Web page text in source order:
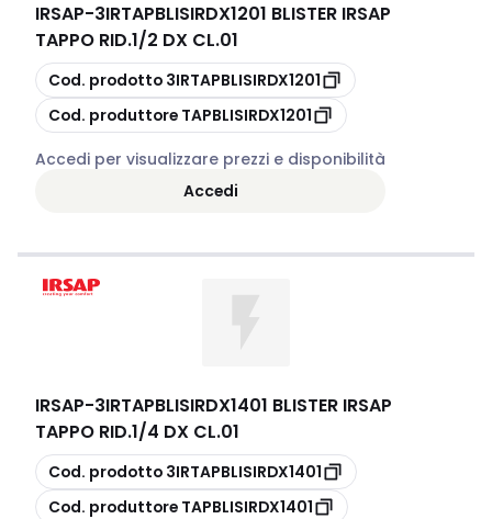
IRSAP-3IRTAPBLISIRDX1201 BLISTER IRSAP
TAPPO RID.1/2 DX CL.01
copia
Cod. prodotto 3IRTAPBLISIRDX1201
copia
Cod. produttore TAPBLISIRDX1201
Accedi per visualizzare prezzi e disponibilità
Accedi
IRSAP-3IRTAPBLISIRDX1401 BLISTER IRSAP
TAPPO RID.1/4 DX CL.01
copia
Cod. prodotto 3IRTAPBLISIRDX1401
copia
Cod. produttore TAPBLISIRDX1401